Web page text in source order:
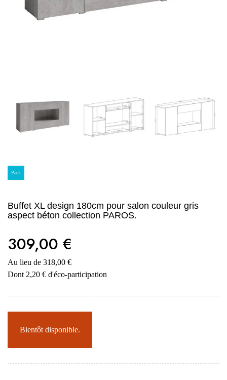
Pack
Buffet XL design 180cm pour salon couleur gris
aspect béton collection PAROS.
309,00 €
Au lieu de 318,00 €
Dont 2,20 € d'éco-participation
Bientôt disponible.